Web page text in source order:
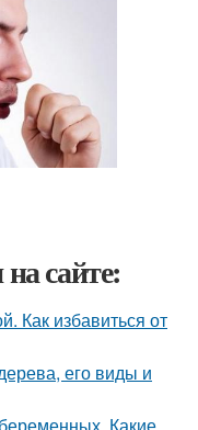
сайте:
Как избавиться от
его виды и